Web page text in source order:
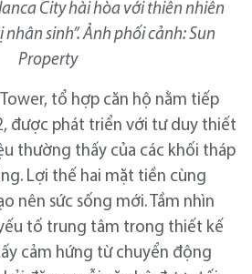
City hài hòa với thiên nhiên
sinh”. Ảnh phối cảnh: Sun
Property
tổ hợp căn hộ nằm tiếp
được phát triển với tư duy thiết
thường thấy của các khối tháp
Lợi thế hai mặt tiền cùng
nên sức sống mới. Tầm nhìn
tố trung tâm trong thiết kế
cảm hứng từ chuyển động